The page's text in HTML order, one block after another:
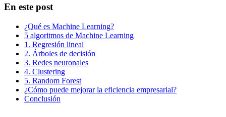
En este post
¿Qué es Machine Learning?
5 algoritmos de Machine Learning
1. Regresión lineal
2. Árboles de decisión
3. Redes neuronales
4. Clustering
5. Random Forest
¿Cómo puede mejorar la eficiencia empresarial?
Conclusión